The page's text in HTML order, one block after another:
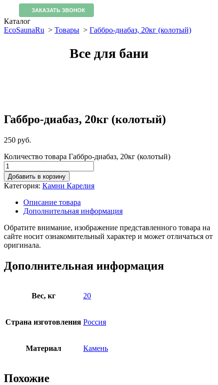
ЗАКАЗАТЬ ЗВОНОК
Каталог
EcoSaunaRu > Товары > Габбро-диабаз, 20кг (колотый)
Все для бани
Габбро-диабаз, 20кг (колотый)
250 руб.
Количество товара Габбро-диабаз, 20кг (колотый)
Добавить в корзину
Категория: Камни Карелия
Описание товара
Дополнительная информация
Обратите внимание, изображение представленного товара на
сайте носит ознакомительный характер и может отличаться от
оригинала.
Дополнительная информация
Вес, кг 20
Страна изготовления Россия
Материал Камень
Похожие